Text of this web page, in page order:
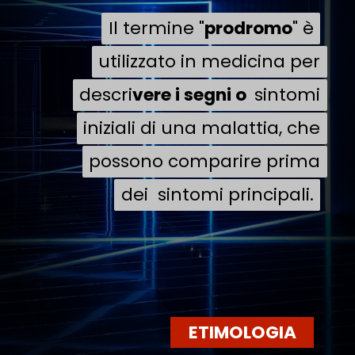
Il termine "prodromo" è
utilizzato in medicina per
descrivere i segni o sintomi
iniziali di una malattia, che
possono comparire prima
dei sintomi principali.
Il termine "prodromo" è
utilizzato in medicina per
descrivere i segni o sintomi
iniziali di una malattia, che
possono comparire prima
dei sintomi principali.
ETIMOLOGIA